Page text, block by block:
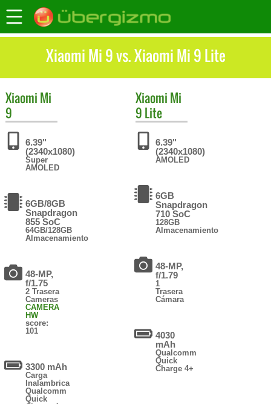
Xiaomi Mi 9 vs. Xiaomi Mi 9 Lite
Xiaomi Mi
9
6.39"
(2340x1080)
Super
AMOLED
6GB/8GB
Snapdragon
855 SoC
64GB/128GB
Almacenamiento
48-MP,
f/1.75
2 Trasera
Cameras
CAMERA
HW
score:
101
3300 mAh
Carga
Inalambrica
Qualcomm
Quick
Xiaomi Mi
9 Lite
6.39"
(2340x1080)
AMOLED
6GB
Snapdragon
710 SoC
128GB
Almacenamiento
48-MP,
f/1.79
1
Trasera
Cámara
4030
mAh
Qualcomm
Quick
Charge 4+